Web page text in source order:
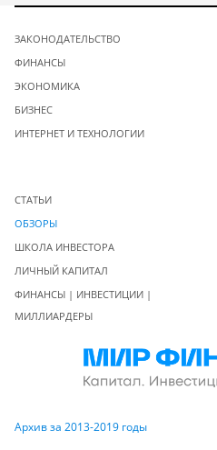
ЗАКОНОДАТЕЛЬСТВО
ФИНАНСЫ
ЭКОНОМИКА
БИЗНЕС
ИНТЕРНЕТ И ТЕХНОЛОГИИ
СТАТЬИ
ОБЗОРЫ
ШКОЛА ИНВЕСТОРА
ЛИЧНЫЙ КАПИТАЛ
ФИНАНСЫ | ИНВЕСТИЦИИ |
МИЛЛИАРДЕРЫ
Архив за 2013-2019 годы